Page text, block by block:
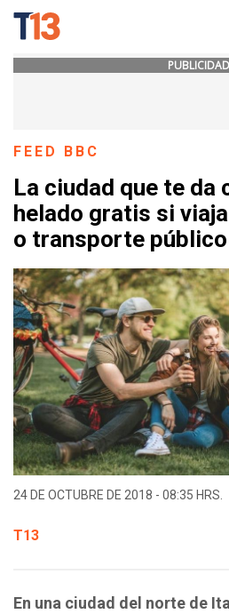
PUBLICIDAD
FEED BBC
La ciudad que te da
helado gratis si
o transporte público
24 DE OCTUBRE DE 2018 - 08:35 HRS.
T13
En una ciudad del norte de